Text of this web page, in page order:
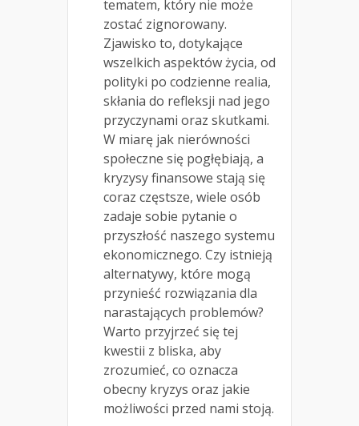
tematem, który nie może
zostać zignorowany.
Zjawisko to, dotykające
wszelkich aspektów życia, od
polityki po codzienne realia,
skłania do refleksji nad jego
przyczynami oraz skutkami.
W miarę jak nierówności
społeczne się pogłębiają, a
kryzysy finansowe stają się
coraz częstsze, wiele osób
zadaje sobie pytanie o
przyszłość naszego systemu
ekonomicznego. Czy istnieją
alternatywy, które mogą
przynieść rozwiązania dla
narastających problemów?
Warto przyjrzeć się tej
kwestii z bliska, aby
zrozumieć, co oznacza
obecny kryzys oraz jakie
możliwości przed nami stoją.